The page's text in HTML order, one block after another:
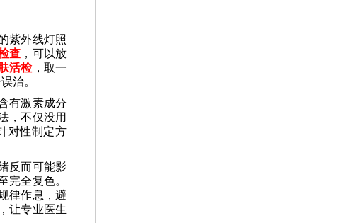
紫外线灯照
查 ，可以放
活检，取一
治。
有激素成分
，不仅没用
对性制定方
反而可能影
完全复色。
律作息，避
让专业医生